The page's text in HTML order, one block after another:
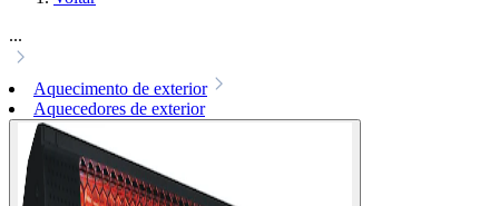
...
Aquecimento de exterior
Aquecedores de exterior